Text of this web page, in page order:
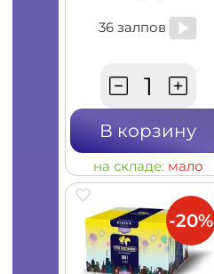
36 залпов
В корзину
на складе: мало
-20%